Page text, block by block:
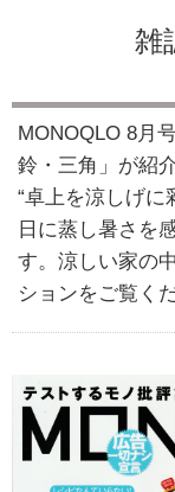
雑
MONOQLO 8月
鈴・三角」が紹
“卓上を涼しげに
日に蒸し暑さを
す。涼しい家の
ションをご覧く